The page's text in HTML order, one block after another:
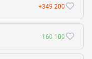
+349 200
-160 100